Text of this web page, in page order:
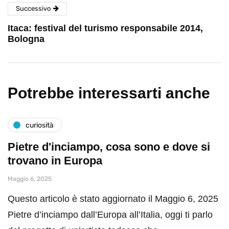
Successivo
Itaca: festival del turismo responsabile 2014,
Bologna
Potrebbe interessarti anche
curiosità
Pietre d'inciampo, cosa sono e dove si
trovano in Europa
Maggio 6, 2025
Questo articolo è stato aggiornato il Maggio 6, 2025
Pietre d’inciampo dall’Europa all’Italia, oggi ti parlo